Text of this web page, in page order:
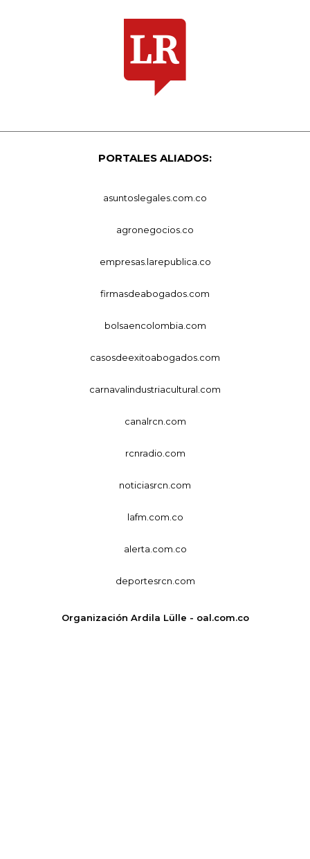
PORTALES ALIADOS:
asuntoslegales.com.co
agronegocios.co
empresas.larepublica.co
firmasdeabogados.com
bolsaencolombia.com
casosdeexitoabogados.com
carnavalindustriacultural.com
canalrcn.com
rcnradio.com
noticiasrcn.com
lafm.com.co
alerta.com.co
deportesrcn.com
Organización Ardila Lülle - oal.com.co